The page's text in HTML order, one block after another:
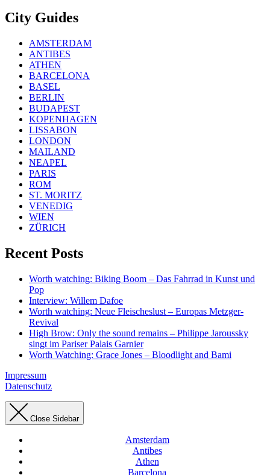
City Guides
AMSTERDAM
ANTIBES
ATHEN
BARCELONA
BASEL
BERLIN
BUDAPEST
KOPENHAGEN
LISSABON
LONDON
MAILAND
NEAPEL
PARIS
ROM
ST. MORITZ
VENEDIG
WIEN
ZÜRICH
Recent Posts
Worth watching: Biking Boom – Das Fahrrad in Kunst und
Pop
Interview: Willem Dafoe
Worth watching: Neue Fleischeslust – Europas Metzger-
Revival
High Brow: Only the sound remains – Philippe Jaroussky
singt im Pariser Palais Garnier
Worth Watching: Grace Jones – Bloodlight and Bami
Impressum
Datenschutz
Close Sidebar
Amsterdam
Antibes
Athen
Barcelona